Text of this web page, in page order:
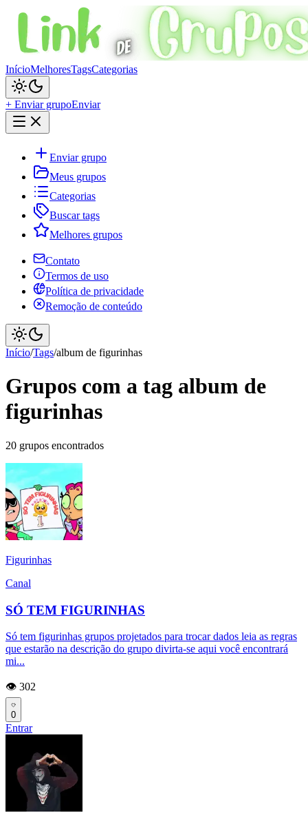
InícioMelhoresTagsCategorias
+ Enviar grupoEnviar
Enviar grupo
Meus grupos
Categorias
Buscar tags
Melhores grupos
Contato
Termos de uso
Política de privacidade
Remoção de conteúdo
Início/Tags/album de figurinhas
Grupos com a tag album de
figurinhas
20 grupos encontrados
Figurinhas
Canal
SÓ TEM FIGURINHAS
Só tem figurinhas grupos projetados para trocar dados leia as regras
que estarão na descrição do grupo divirta-se aqui você encontrará
mi...
👁️ 302
0
Entrar